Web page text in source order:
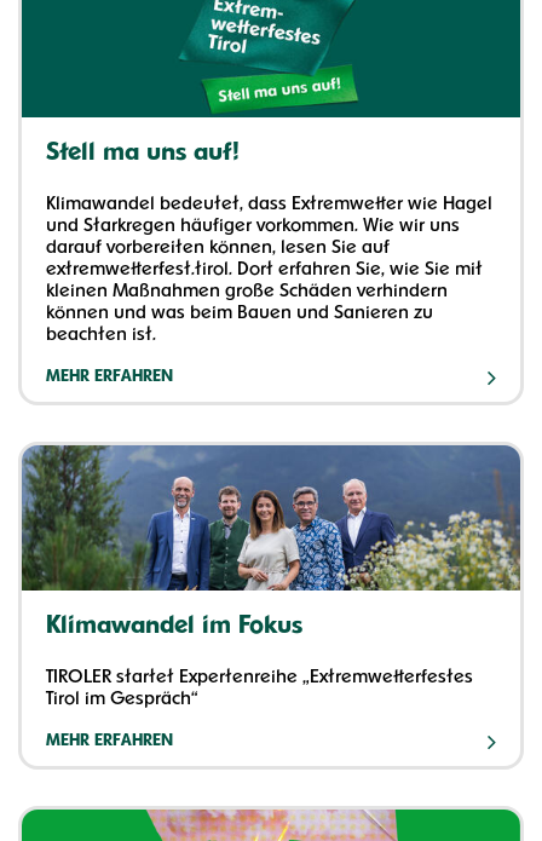
Stell ma uns auf!
Klimawandel bedeutet, dass Extremwetter wie Hagel
und Starkregen häufiger vorkommen. Wie wir uns
darauf vorbereiten können, lesen Sie auf
extremwetterfest.tirol. Dort erfahren Sie, wie Sie mit
kleinen Maßnahmen große Schäden verhindern
können und was beim Bauen und Sanieren zu
beachten ist.
MEHR ERFAHREN
Klimawandel im Fokus
TIROLER startet Expertenreihe „Extremwetterfestes
Tirol im Gespräch“
MEHR ERFAHREN